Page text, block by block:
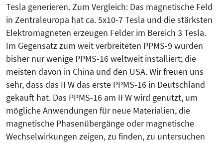
Tesla generieren. Zum Vergleich: Das magnetische Feld
in Zentraleuropa hat ca. 5x10-7 Tesla und die stärksten
Elektromagneten erzeugen Felder im Bereich 3 Tesla.
Im Gegensatz zum weit verbreiteten PPMS-9 wurden
bisher nur wenige PPMS-16 weltweit installiert; die
meisten davon in China und den USA. Wir freuen uns
sehr, dass das IFW das erste PPMS-16 in Deutschland
gekauft hat. Das PPMS-16 am IFW wird genutzt, um
mögliche Anwendungen für neue Materialien, die
magnetische Phasenübergänge oder magnetische
Wechselwirkungen zeigen, zu finden, zu untersuchen